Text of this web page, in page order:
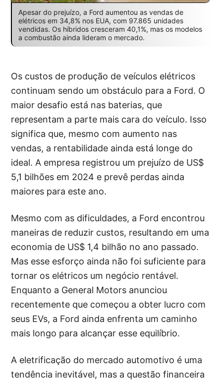
Apesar do prejuízo, a Ford aumentou as vendas de
elétricos em 34,8% nos EUA, com 97.865 unidades
vendidas. Os híbridos cresceram 40,1%, mas os modelos
a combustão ainda lideram o mercado.
Os custos de produção de veículos elétricos
continuam sendo um obstáculo para a Ford. O
maior desafio está nas baterias, que
representam a parte mais cara do veículo. Isso
significa que, mesmo com aumento nas
vendas, a rentabilidade ainda está longe do
ideal. A empresa registrou um prejuízo de US$
5,1 bilhões em 2024 e prevê perdas ainda
maiores para este ano.
Mesmo com as dificuldades, a Ford encontrou
maneiras de reduzir custos, resultando em uma
economia de US$ 1,4 bilhão no ano passado.
Mas esse esforço ainda não foi suficiente para
tornar os elétricos um negócio rentável.
Enquanto a General Motors anunciou
recentemente que começou a obter lucro com
seus EVs, a Ford ainda enfrenta um caminho
mais longo para alcançar esse equilíbrio.
A eletrificação do mercado automotivo é uma
tendência inevitável, mas a questão financeira